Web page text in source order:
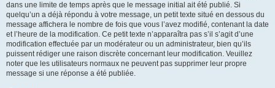
dans une limite de temps après que le message initial ait été publié. Si
quelqu’un a déjà répondu à votre message, un petit texte situé en dessous du
message affichera le nombre de fois que vous l’avez modifié, contenant la date
et l’heure de la modification. Ce petit texte n’apparaîtra pas s’il s’agit d’une
modification effectuée par un modérateur ou un administrateur, bien qu’ils
puissent rédiger une raison discrète concernant leur modification. Veuillez
noter que les utilisateurs normaux ne peuvent pas supprimer leur propre
message si une réponse a été publiée.